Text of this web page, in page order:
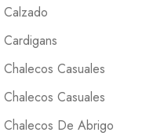
Calzado
Cardigans
Chalecos Casuales
Chalecos Casuales
Chalecos De Abrigo